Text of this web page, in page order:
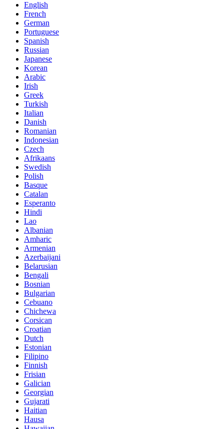
English
French
German
Portuguese
Spanish
Russian
Japanese
Korean
Arabic
Irish
Greek
Turkish
Italian
Danish
Romanian
Indonesian
Czech
Afrikaans
Swedish
Polish
Basque
Catalan
Esperanto
Hindi
Lao
Albanian
Amharic
Armenian
Azerbaijani
Belarusian
Bengali
Bosnian
Bulgarian
Cebuano
Chichewa
Corsican
Croatian
Dutch
Estonian
Filipino
Finnish
Frisian
Galician
Georgian
Gujarati
Haitian
Hausa